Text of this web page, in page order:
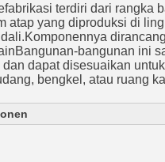
terdiri dari rangka
atap yang diproduksi di
bangunan ini
dapat disesuaikan
bengkel, atau ruang